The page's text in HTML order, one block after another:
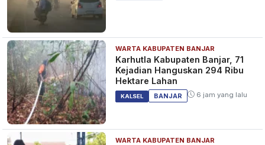
WARTA KABUPATEN BANJAR
Karhutla Kabupaten Banjar, 71
Kejadian Hanguskan 294 Ribu
Hektare Lahan
KALSEL BANJAR 6 jam yang lalu
WARTA KABUPATEN BANJAR